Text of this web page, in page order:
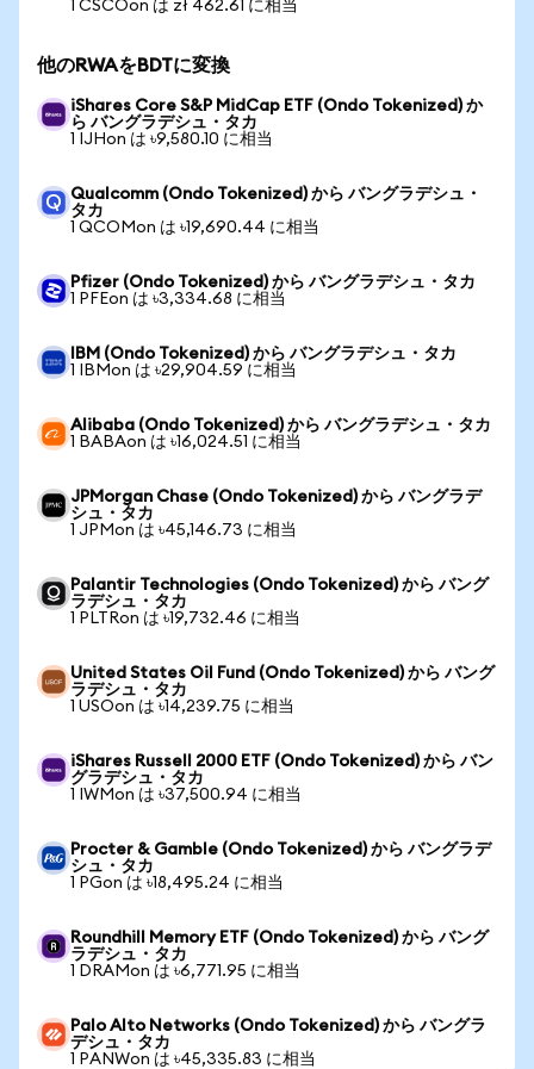
1 CSCOon は zł 462.61 に相当
他のRWAをBDTに変換
iShares Core S&P MidCap ETF (Ondo Tokenized) か
ら バングラデシュ・タカ
1 IJHon は ৳9,580.10 に相当
Qualcomm (Ondo Tokenized) から バングラデシュ・
タカ
1 QCOMon は ৳19,690.44 に相当
Pfizer (Ondo Tokenized) から バングラデシュ・タカ
1 PFEon は ৳3,334.68 に相当
IBM (Ondo Tokenized) から バングラデシュ・タカ
1 IBMon は ৳29,904.59 に相当
Alibaba (Ondo Tokenized) から バングラデシュ・タカ
1 BABAon は ৳16,024.51 に相当
JPMorgan Chase (Ondo Tokenized) から バングラデ
シュ・タカ
1 JPMon は ৳45,146.73 に相当
Palantir Technologies (Ondo Tokenized) から バング
ラデシュ・タカ
1 PLTRon は ৳19,732.46 に相当
United States Oil Fund (Ondo Tokenized) から バング
ラデシュ・タカ
1 USOon は ৳14,239.75 に相当
iShares Russell 2000 ETF (Ondo Tokenized) から バン
グラデシュ・タカ
1 IWMon は ৳37,500.94 に相当
Procter & Gamble (Ondo Tokenized) から バングラデ
シュ・タカ
1 PGon は ৳18,495.24 に相当
Roundhill Memory ETF (Ondo Tokenized) から バング
ラデシュ・タカ
1 DRAMon は ৳6,771.95 に相当
Palo Alto Networks (Ondo Tokenized) から バングラ
デシュ・タカ
1 PANWon は ৳45,335.83 に相当